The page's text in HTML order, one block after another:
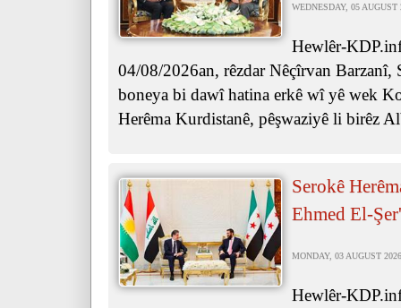
WEDNESDAY, 05 AUGUST
Hewlêr-
04/08/2026an, rêzdar Nêçîrvan Barzanî,
boneya bi dawî hatina erkê wî yê wek
Herêma Kurdistanê, pêşwaziyê li birêz
Serokê
Ehmed El-
MONDAY, 03 AUGUST
Hewlêr-